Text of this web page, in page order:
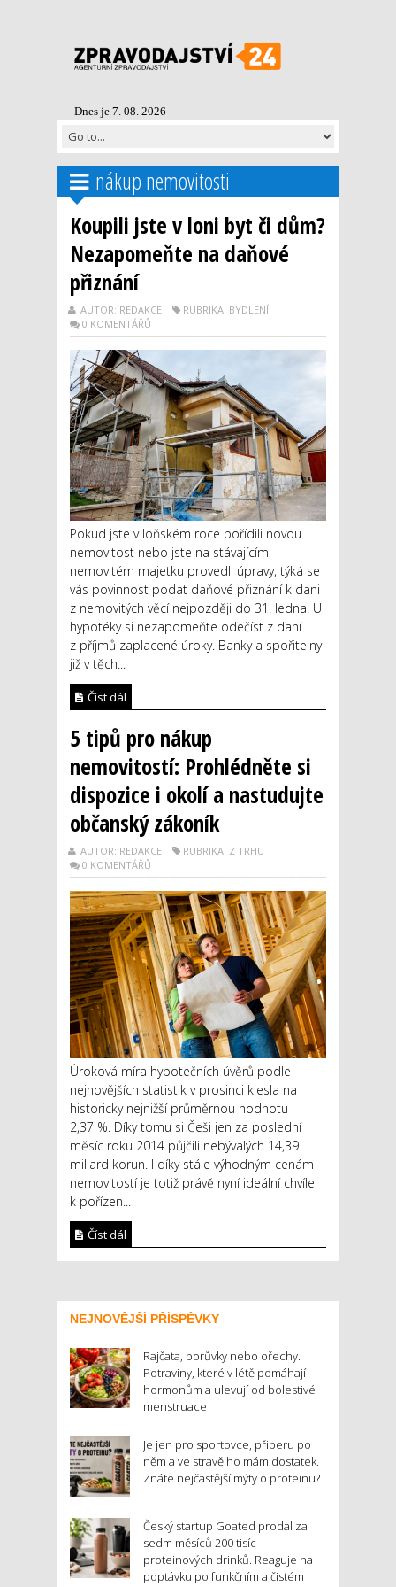
Dnes je 7. 08. 2026
nákup nemovitosti
Koupili jste v loni byt či dům?
Nezapomeňte na daňové
přiznání
AUTOR: REDAKCE
RUBRIKA: BYDLENÍ
0 KOMENTÁŘŮ
Pokud jste v loňském roce pořídili novou
nemovitost nebo jste na stávajícím
nemovitém majetku provedli úpravy, týká se
vás povinnost podat daňové přiznání k dani
z nemovitých věcí nejpozději do 31. ledna. U
hypotéky si nezapomeňte odečíst z daní
z příjmů zaplacené úroky. Banky a spořitelny
již v těch...
Číst dál
5 tipů pro nákup
nemovitostí: Prohlédněte si
dispozice i okolí a nastudujte
občanský zákoník
AUTOR: REDAKCE
RUBRIKA: Z TRHU
0 KOMENTÁŘŮ
Úroková míra hypotečních úvěrů podle
nejnovějších statistik v prosinci klesla na
historicky nejnižší průměrnou hodnotu
2,37 %. Díky tomu si Češi jen za poslední
měsíc roku 2014 půjčili nebývalých 14,39
miliard korun. I díky stále výhodným cenám
nemovitostí je totiž právě nyní ideální chvíle
k pořízen...
Číst dál
NEJNOVĚJŠÍ PŘÍSPĚVKY
Rajčata, borůvky nebo ořechy.
Potraviny, které v létě pomáhají
hormonům a ulevují od bolestivé
menstruace
Je jen pro sportovce, přiberu po
něm a ve stravě ho mám dostatek.
Znáte nejčastější mýty o proteinu?
Český startup Goated prodal za
sedm měsíců 200 tisíc
proteinových drinků. Reaguje na
poptávku po funkčním a čistém